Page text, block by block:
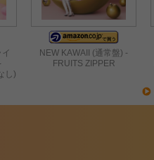
し)
NEW KAWAII (通常盤) -
FRUITS ZIPPER